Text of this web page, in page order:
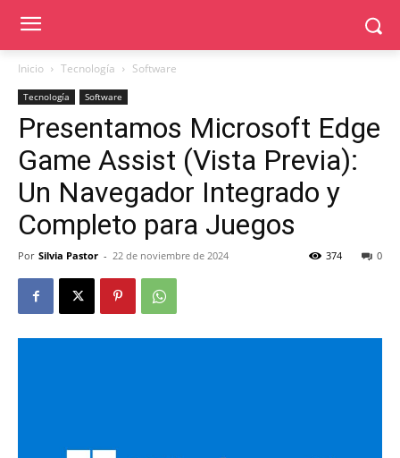
Inicio Tecnología Software
Tecnología Software
Presentamos Microsoft Edge
Game Assist (Vista Previa):
Un Navegador Integrado y
Completo para Juegos
Por Silvia Pastor - 22 de noviembre de 2024 0
374